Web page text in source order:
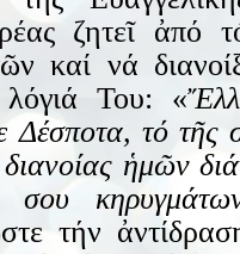
ζητεῖ ἀπό
καί νά
Του: «
τό τῆς
ἡμῶν
σου
τήν